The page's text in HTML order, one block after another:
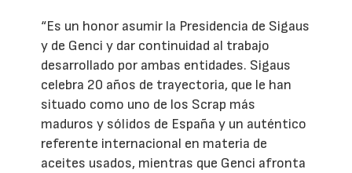
“Es un honor asumir la Presidencia de Sigaus
y de Genci y dar continuidad al trabajo
desarrollado por ambas entidades. Sigaus
celebra 20 años de trayectoria, que le han
situado como uno de los Scrap más
maduros y sólidos de España y un auténtico
referente internacional en materia de
aceites usados, mientras que Genci afronta